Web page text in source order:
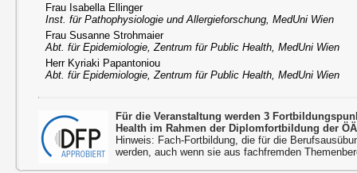
Frau Isabella Ellinger
Inst. für Pathophysiologie und Allergieforschung, MedUni Wien
Frau Susanne Strohmaier
Abt. für Epidemiologie, Zentrum für Public Health, MedUni Wien
Herr Kyriaki Papantoniou
Abt. für Epidemiologie, Zentrum für Public Health, MedUni Wien
Für die Veranstaltung werden 3
Health im Rahmen der Diplomfortbildung der
Hinweis: Fach-Fortbildung, die für die
werden, auch wenn sie aus fachfremden